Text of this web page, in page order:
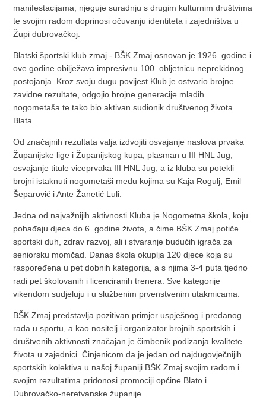
manifestacijama, njeguje suradnju s drugim kulturnim društvima
te svojim radom doprinosi očuvanju identiteta i zajedništva u
Župi dubrovačkoj.
Blatski športski klub zmaj - BŠK Zmaj osnovan je 1926. godine i
ove godine obilježava impresivnu 100. obljetnicu neprekidnog
postojanja. Kroz svoju dugu povijest Klub je ostvario brojne
zavidne rezultate, odgojio brojne generacije mladih
nogometaša te tako bio aktivan sudionik društvenog života
Blata.
Od značajnih rezultata valja izdvojiti osvajanje naslova prvaka
Županijske lige i Županijskog kupa, plasman u III HNL Jug,
osvajanje titule viceprvaka III HNL Jug, a iz kluba su potekli
brojni istaknuti nogometaši među kojima su Kaja Rogulj, Emil
Šeparović i Ante Žanetić Luli.
Jedna od najvažnijih aktivnosti Kluba je Nogometna škola, koju
pohađaju djeca do 6. godine života, a čime BŠK Zmaj potiče
sportski duh, zdrav razvoj, ali i stvaranje budućih igrača za
seniorsku momčad. Danas škola okuplja 120 djece koja su
raspoređena u pet dobnih kategorija, a s njima 3-4 puta tjedno
radi pet školovanih i licenciranih trenera. Sve kategorije
vikendom sudjeluju i u službenim prvenstvenim utakmicama.
BŠK Zmaj predstavlja pozitivan primjer uspješnog i predanog
rada u sportu, a kao nositelj i organizator brojnih sportskih i
društvenih aktivnosti značajan je čimbenik podizanja kvalitete
života u zajednici. Činjenicom da je jedan od najdugovječnijih
sportskih kolektiva u našoj županiji BŠK Zmaj svojim radom i
svojim rezultatima pridonosi promociji općine Blato i
Dubrovačko-neretvanske županije.